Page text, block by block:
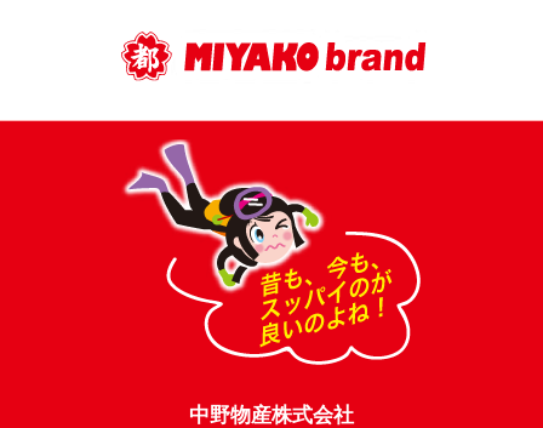
中野物産株式会社